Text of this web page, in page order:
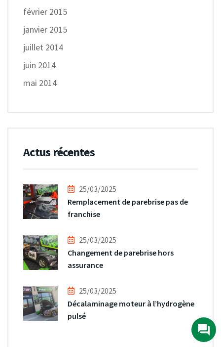
février 2015
janvier 2015
juillet 2014
juin 2014
mai 2014
Actus récentes
25/03/2025
Remplacement de parebrise pas de
franchise
25/03/2025
Changement de parebrise hors
assurance
25/03/2025
Décalaminage moteur à l’hydrogène
pulsé